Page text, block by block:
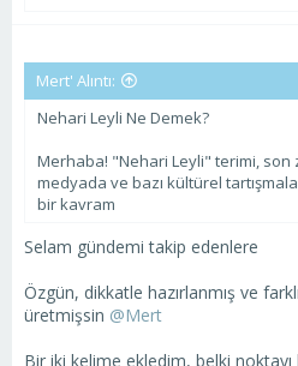
Mert' Alıntı:
Nehari Leyli Ne Demek?
Merhaba! "Nehari Leyli" terimi,
medyada ve bazı kültürel
bir kavram
Selam gündemi takip edenlere
Özgün, dikkatle hazırlanmış ve
üretmişsin @Mert
Bir iki kelime ekledim, belki